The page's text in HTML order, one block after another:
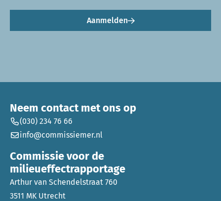
Aanmelden
Neem contact met ons op
(030) 234 76 66
info@commissiemer.nl
Commissie voor de
milieueffectrapportage
Arthur van Schendelstraat 760
3511 MK Utrecht